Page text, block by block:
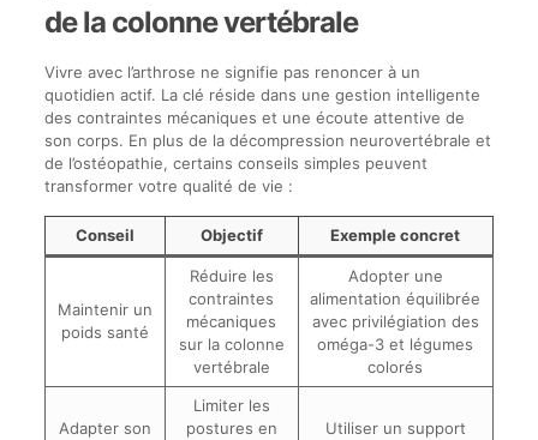
de la colonne vertébrale
Vivre avec l’arthrose ne signifie pas renoncer à un
quotidien actif. La clé réside dans une gestion intelligente
des contraintes mécaniques et une écoute attentive de
son corps. En plus de la décompression neurovertébrale et
de l’ostéopathie, certains conseils simples peuvent
transformer votre qualité de vie :
Conseil Objectif Exemple concret
Maintenir un
poids santé
Réduire les
contraintes
mécaniques
sur la colonne
vertébrale
Adopter une
alimentation équilibrée
avec privilégiation des
oméga-3 et légumes
colorés
Adapter son
Limiter les
postures en
Utiliser un support